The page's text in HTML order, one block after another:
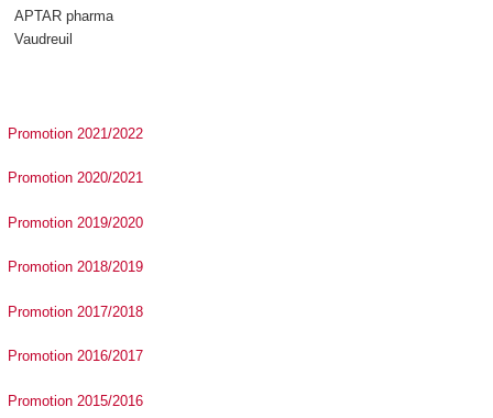
APTAR pharma
Vaudreuil
Promotion 2021/2022
Promotion 2020/2021
Promotion 2019/2020
Promotion 2018/2019
Promotion 2017/2018
Promotion 2016/2017
Promotion 2015/2016